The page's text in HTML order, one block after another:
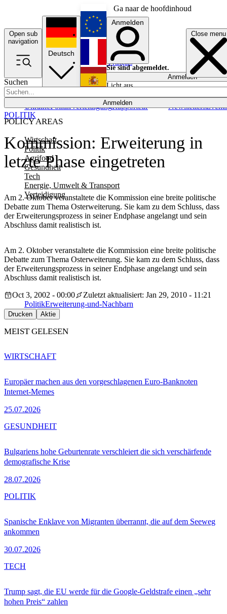
Ga naar de hoofdinhoud
Open sub
navigation
Close menu
Suchen
Anmelden
POLICY AREAS
Wirtschaft
Politik
Agrifood
Gesundheit
Tech
Energie, Umwelt & Transport
Verteidigung
UkrainePolitikVerteidigungRapporteur NewslettersEvents
Deutsch
English
Français
Anmelden
Sie sind abgemeldet.
Anmelden
Licht aus
Kommission: Erweiterung in
letzte Phase eingetreten
Am 2. Oktober veranstaltete die Kommission eine breite politische
Debatte zum Thema Osterweiterung. Sie kam zu dem Schluss, dass
der Erweiterungsprozess in seiner Endphase angelangt und sein
Abschluss damit realistisch ist.
POLITIK
Am 2. Oktober veranstaltete die Kommission eine breite politische
Debatte zum Thema Osterweiterung. Sie kam zu dem Schluss, dass
der Erweiterungsprozess in seiner Endphase angelangt und sein
Abschluss damit realistisch ist.
Oct 3, 2002 - 00:00
Zuletzt aktualisiert: Jan 29, 2010 - 11:21
PolitikErweiterung-und-Nachbarn
Drucken Aktie
MEIST GELESEN
Europäer machen aus den vorgeschlagenen Euro-Banknoten
Internet-Memes
25.07.2026
WIRTSCHAFT
Bulgariens hohe Geburtenrate verschleiert die sich verschärfende
demografische Krise
28.07.2026
GESUNDHEIT
Spanische Enklave von Migranten überrannt, die auf dem Seeweg
ankommen
30.07.2026
POLITIK
Trump sagt, die EU werde für die Google-Geldstrafe einen „sehr
hohen Preis“ zahlen
TECH